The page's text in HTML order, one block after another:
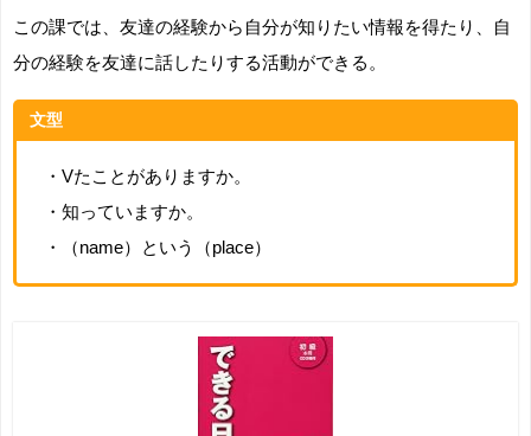
この課では、友達の経験から自分が知りたい情報を得たり、自
分の経験を友達に話したりする活動ができる。
文型
・Vたことがありますか。
・知っていますか。
・（name）という（place）